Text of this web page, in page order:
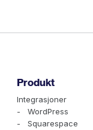
Produkt
Integrasjoner
- WordPress
- Squarespace